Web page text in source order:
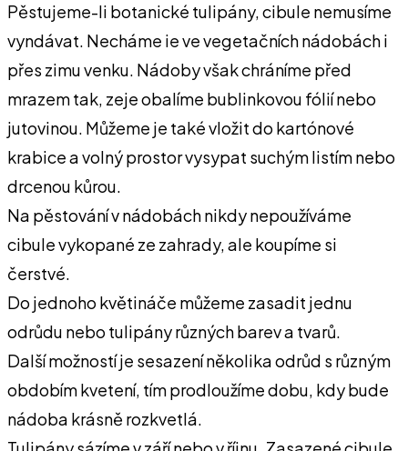
Pěstujeme-li botanické tulipány, cibule nemusíme
vyndávat. Necháme ie ve vegetačních nádobách i
přes zimu venku. Nádoby však chráníme před
mrazem tak, zeje obalíme bublinkovou fólií nebo
jutovinou. Můžeme je také vložit do kartónové
krabice a volný prostor vysypat suchým listím nebo
drcenou kůrou.
Na pěstování v nádobách nikdy nepoužíváme
cibule vykopané ze zahrady, ale koupíme si
čerstvé.
Do jednoho květináče můžeme zasadit jednu
odrůdu nebo tulipány různých barev a tvarů.
Další možností je sesazení několika odrůd s různým
obdobím kvetení, tím prodloužíme dobu, kdy bude
nádoba krásně rozkvetlá.